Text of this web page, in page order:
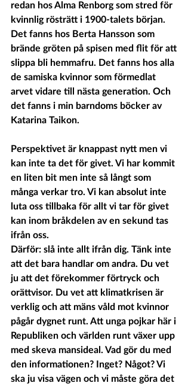
redan hos Alma Renborg som stred för
kvinnlig rösträtt i 1900-talets början.
Det fanns hos Berta Hansson som
brände gröten på spisen med flit för att
slippa bli hemmafru. Det fanns hos alla
de samiska kvinnor som förmedlat
arvet vidare till nästa generation. Och
det fanns i min barndoms böcker av
Katarina Taikon.
Perspektivet är knappast nytt men vi
kan inte ta det för givet. Vi har kommit
en liten bit men inte så långt som
många verkar tro. Vi kan absolut inte
luta oss tillbaka för allt vi tar för givet
kan inom bråkdelen av en sekund tas
ifrån oss.
Därför: slå inte allt ifrån dig. Tänk inte
att det bara handlar om andra. Du vet
ju att det förekommer förtryck och
orättvisor. Du vet att klimatkrisen är
verklig och att mäns våld mot kvinnor
pågår dygnet runt. Att unga pojkar här i
Republiken och världen runt växer upp
med skeva mansideal. Vad gör du med
den informationen? Inget? Något? Vi
ska ju visa vägen och vi måste göra det